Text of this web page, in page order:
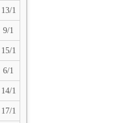
13/1
9/1
15/1
6/1
14/1
17/1